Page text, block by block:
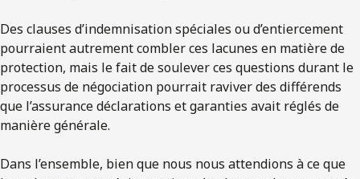
Des clauses d’indemnisation spéciales ou d’entiercement
pourraient autrement combler ces lacunes en matière de
protection, mais le fait de soulever ces questions durant le
processus de négociation pourrait raviver des différends
que l’assurance déclarations et garanties avait réglés de
manière générale.
Dans l’ensemble, bien que nous nous attendions à ce que